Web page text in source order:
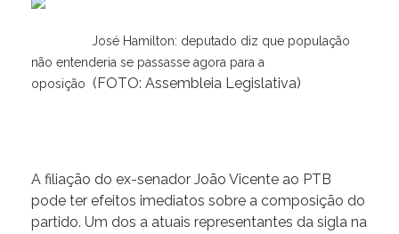
José Hamilton: deputado diz que população
não entenderia se passasse agora para a
oposição (FOTO: Assembleia Legislativa)
A filiação do ex-senador João Vicente ao PTB
pode ter efeitos imediatos sobre a composição do
partido. Um dos a atuais representantes da sigla na